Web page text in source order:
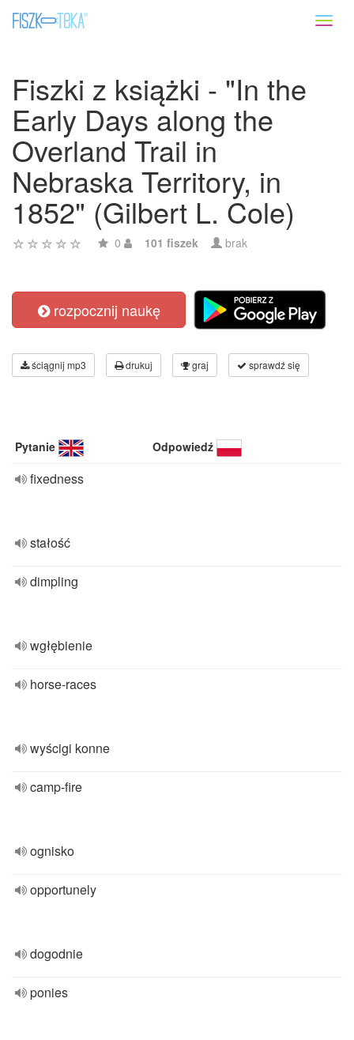
Fiszki z książki - "In the
Early Days along the
Overland Trail in
Nebraska Territory, in
1852" (Gilbert L. Cole)
0 101 fiszek brak
rozpocznij naukę
ściągnij mp3 drukuj graj sprawdź się
Pytanie Odpowiedź
fixedness
stałość
dimpling
wgłębienie
horse-races
wyścigi konne
camp-fire
ognisko
opportunely
dogodnie
ponies